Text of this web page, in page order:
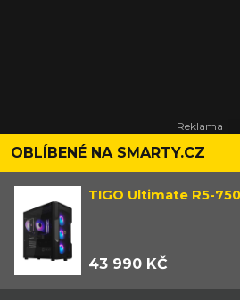
OBLÍBENÉ NA SMARTY.CZ
TIGO Ultimate R5-
43 990 KČ